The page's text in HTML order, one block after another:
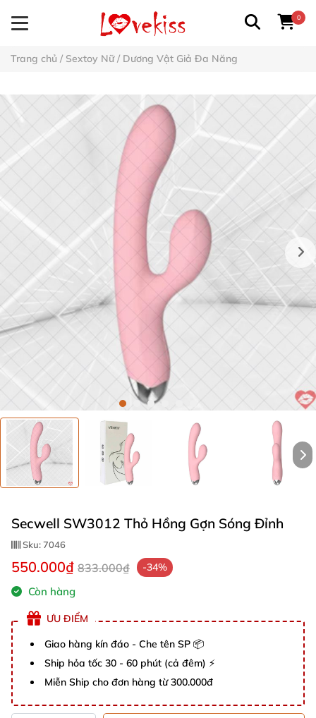
0
Trang chủ / Sextoy Nữ/ Dương Vật Giả Đa Năng
Secwell SW3012 Thỏ Hồng Gợn Sóng Đỉnh
Sku:7046
550.000₫ 833.000₫ -34%
Còn hàng
ƯU ĐIỂM
Giao hàng kín đáo - Che tên SP 📦
Ship hỏa tốc 30 - 60 phút (cả đêm) ⚡
Miễn Ship cho đơn hàng từ 300.000đ